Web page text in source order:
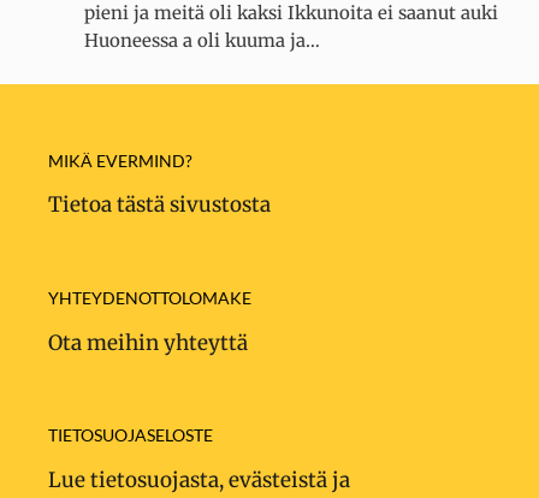
pieni ja meitä oli kaksi Ikkunoita ei saanut auki
Huoneessa a oli kuuma ja…
MIKÄ EVERMIND?
Tietoa tästä sivustosta
YHTEYDENOTTOLOMAKE
Ota meihin yhteyttä
TIETOSUOJASELOSTE
Lue tietosuojasta, evästeistä ja